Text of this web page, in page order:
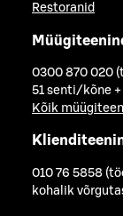
Restoranid
0300 870 020
51 senti/kõne
Kõik
010 76 5858
kohalik